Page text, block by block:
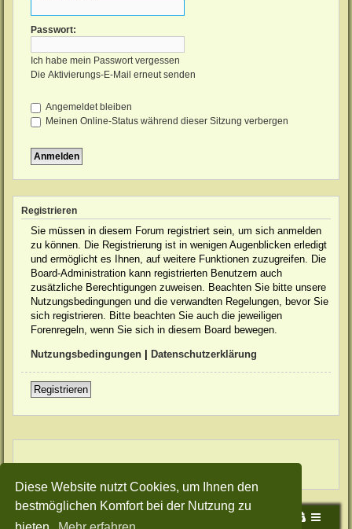
Diese Website nutzt Cookies, um Ihnen den
bestmöglichen Komfort bei der Nutzung zu
Passwort:
Ich habe mein Passwort vergessen
Die Aktivierungs-E-Mail erneut senden
Angemeldet bleiben
Meinen Online-Status während dieser Sitzung verbergen
Registrieren
Sie müssen in diesem Forum registriert sein, um sich anmelden
zu können. Die Registrierung ist in wenigen Augenblicken erledigt
und ermöglicht es Ihnen, auf weitere Funktionen zuzugreifen. Die
Board-Administration kann registrierten Benutzern auch
zusätzliche Berechtigungen zuweisen. Beachten Sie bitte unsere
Nutzungsbedingungen und die verwandten Regelungen, bevor Sie
sich registrieren. Bitte beachten Sie auch die jeweiligen
Forenregeln, wenn Sie sich in diesem Board bewegen.
Nutzungsbedingungen Datenschutzerklärung
Registrieren